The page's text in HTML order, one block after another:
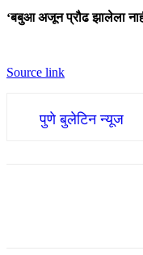
‘बबुआ अजून प्रौढ झालेला
Source link
पुणे बुलेटिन न्यूज